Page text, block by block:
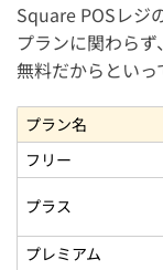
Square POSレジ
プランに関わらず、
無料だからといっ
プラン名
フリー
プラス
プレミアム